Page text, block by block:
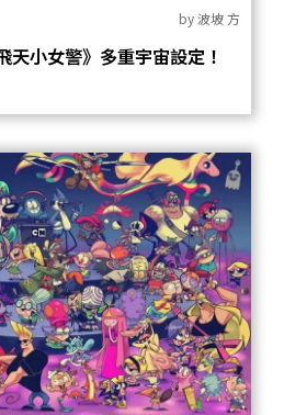
by波坡 方
天小女警》多重宇宙設定！